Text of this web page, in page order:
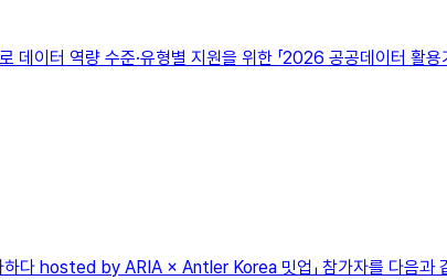
이터 역량 수준·유형별 지원을 위한 「2026 공공데이터 활용
하다 hosted by ARIA × Antler Korea 밋업」 참가자를 다음과